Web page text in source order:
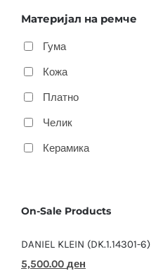
Материјал на ремче
Гума
Кожа
Платно
Челик
Керамика
On-Sale Products
DANIEL KLEIN (DK.1.14301-6)
Original
5,500.00 ден